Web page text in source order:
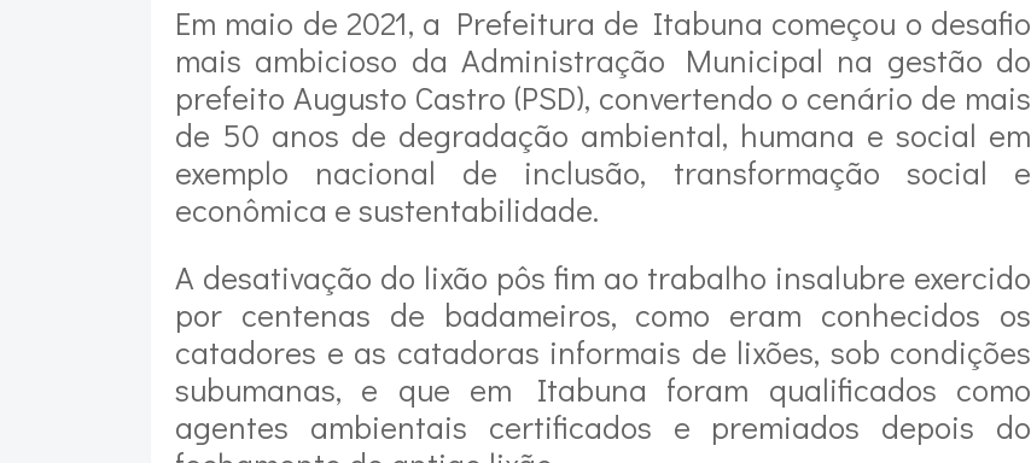
Em maio de 2021, a Prefeitura de Itabuna começou o desafio
mais ambicioso da Administração Municipal na gestão do
prefeito Augusto Castro (PSD), convertendo o cenário de mais
de 50 anos de degradação ambiental, humana e social em
exemplo nacional de inclusão, transformação social e
econômica e sustentabilidade.
A desativação do lixão pôs fim ao trabalho insalubre exercido
por centenas de badameiros, como eram conhecidos os
catadores e as catadoras informais de lixões, sob condições
subumanas, e que em Itabuna foram qualificados como
agentes ambientais certificados e premiados depois do